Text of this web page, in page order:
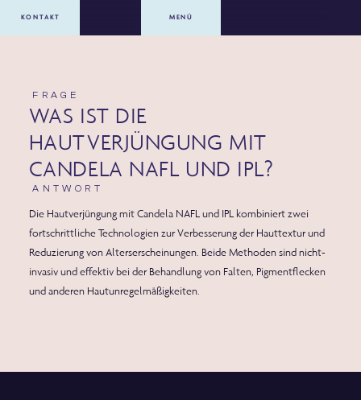
MENÜ
KONTAKT
FRAGE
WAS IST DIE
HAUTVERJÜNGUNG MIT
CANDELA NAFL UND IPL?
ANTWORT
Die Hautverjüngung mit Candela NAFL und IPL kombiniert zwei
fortschrittliche Technologien zur Verbesserung der Hauttextur und
Reduzierung von Alterserscheinungen. Beide Methoden sind nicht-
invasiv und effektiv bei der Behandlung von Falten, Pigmentflecken
und anderen Hautunregelmäßigkeiten.